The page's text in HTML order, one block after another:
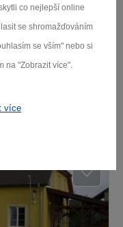
co nejlepší online
se shromažďováním
se vším" nebo si
na "Zobrazit více".
více